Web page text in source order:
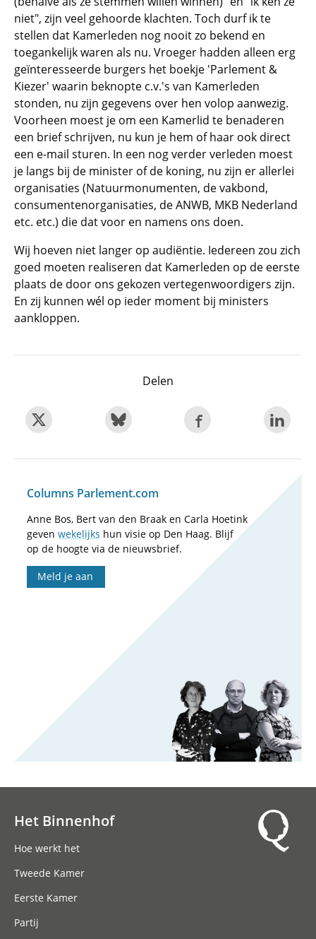
niet", zijn veel gehoorde klachten. Toch durf ik te
stellen dat Kamerleden nog nooit zo bekend en
toegankelijk waren als nu. Vroeger hadden alleen erg
geïnteresseerde burgers het boekje 'Parlement &
Kiezer' waarin beknopte c.v.'s van Kamerleden
stonden, nu zijn gegevens over hen volop aanwezig.
Voorheen moest je om een Kamerlid te benaderen
een brief schrijven, nu kun je hem of haar ook direct
een e-mail sturen. In een nog verder verleden moest
je langs bij de minister of de koning, nu zijn er allerlei
organisaties (Natuurmonumenten, de vakbond,
consumentenorganisaties, de ANWB, MKB Nederland
etc. etc.) die dat voor en namens ons doen.
Wij hoeven niet langer op audiëntie. Iedereen zou zich
goed moeten realiseren dat Kamerleden op de eerste
plaats de door ons gekozen vertegenwoordigers zijn.
En zij kunnen wél op ieder moment bij ministers
aankloppen.
Delen
Columns Parlement.com
Anne Bos, Bert van den Braak en Carla Hoetink
geven wekelijks hun visie op Den Haag. Blijf
op de hoogte via de nieuwsbrief.
Meld je aan
Het Binnenhof
Hoe werkt het
Tweede Kamer
Eerste Kamer
Partij